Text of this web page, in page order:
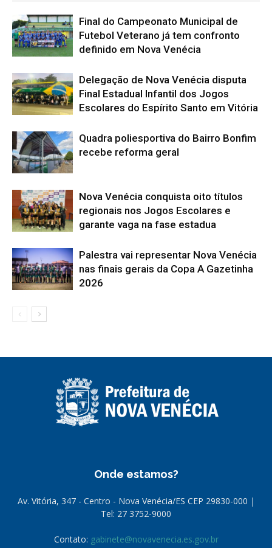
Final do Campeonato Municipal de
Futebol Veterano já tem confronto
definido em Nova Venécia
Delegação de Nova Venécia disputa
Final Estadual Infantil dos Jogos
Escolares do Espírito Santo em Vitória
Quadra poliesportiva do Bairro Bonfim
recebe reforma geral
Nova Venécia conquista oito títulos
regionais nos Jogos Escolares e
garante vaga na fase estadua
Palestra vai representar Nova Venécia
nas finais gerais da Copa A Gazetinha
2026
Onde estamos?
Av. Vitória, 347 - Centro - Nova Venécia/ES CEP 29830-000 |
Tel: 27 3752-9000
Contato: gabinete@novavenecia.es.gov.br